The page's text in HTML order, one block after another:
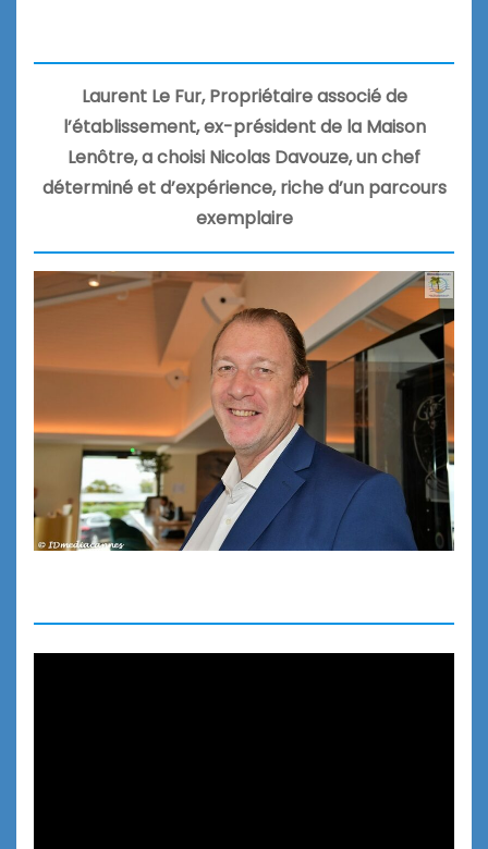
Laurent Le Fur, Propriétaire associé de
l’établissement, ex-président de la Maison
Lenôtre, a choisi Nicolas Davouze, un chef
déterminé et d’expérience, riche d’un parcours
exemplaire